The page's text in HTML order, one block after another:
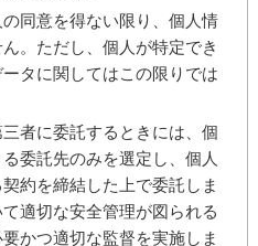
同意を得ない限り、個人情
。ただし、個人が特定でき
タに関してはこの限りでは
者に委託するときには、個
委託先のみを選定し、個人
約を締結した上で委託しま
適切な安全管理が図られる
かつ適切な監督を実施しま